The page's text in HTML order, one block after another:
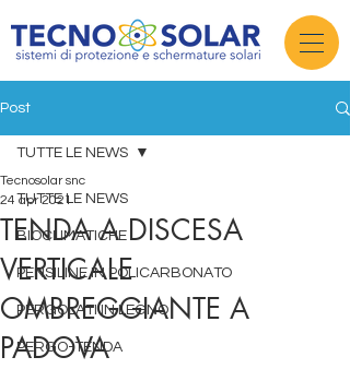
Post
TUTTE LE NEWS
BIOCLIMATICHE
PENSILINE IN POLICARBONATO
PERGOLATI IN LEGNO
PERGO-TENDA
TUTTE LE NEWS
TENDA A DISCESA
VERTICALE
OMBREGGIANTE A
PADOVA
Tecnosolar snc
24 apr 2021